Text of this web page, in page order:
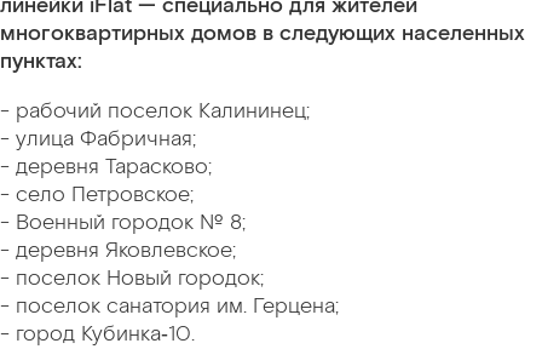
многоквартирных домов в следующих населенных
пунктах:
- рабочий поселок Калининец;
- улица Фабричная;
- деревня Тарасково;
- село Петровское;
- Военный городок № 8;
- деревня Яковлевское;
- поселок Новый городок;
- поселок санатория им. Герцена;
- город Кубинка‑10.